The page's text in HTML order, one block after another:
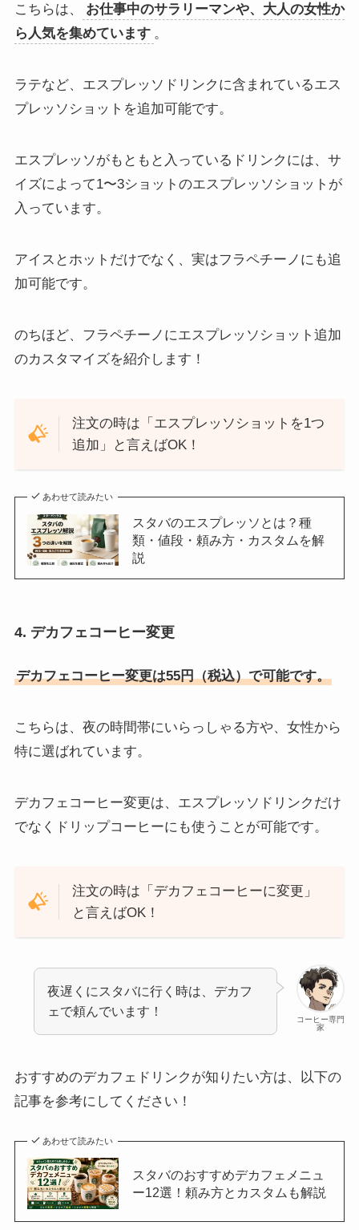
こちらは、
お仕事中のサラリーマンや、大人の女性か
ら人気を集めています 。
ラテなど、エスプレッソドリンクに含まれているエス
プレッソショットを追加可能です。
エスプレッソがもともと入っているドリンクには、サ
イズによって1〜3ショットのエスプレッソショットが
入っています。
アイスとホットだけでなく、実はフラペチーノにも追
加可能です。
のちほど、フラペチーノにエスプレッソショット追加
のカスタマイズを紹介します！
注文の時は「エスプレッソショットを1つ
追加」と言えばOK！
あわせて読みたい
スタバのエスプレッソとは？種
類・値段・頼み方・カスタムを解
説
4. デカフェコーヒー変更
デカフェコーヒー変更は55円（税込）で可能です。
こちらは、夜の時間帯にいらっしゃる方や、女性から
特に選ばれています。
デカフェコーヒー変更は、エスプレッソドリンクだけ
でなくドリップコーヒーにも使うことが可能です。
注文の時は「デカフェコーヒーに変更」
と言えばOK！
コーヒー専門
家
夜遅くにスタバに行く時は、デカフ
ェで頼んでいます！
おすすめのデカフェドリンクが知りたい方は、以下の
記事を参考にしてください！
あわせて読みたい
スタバのおすすめデカフェメニュ
ー12選！頼み方とカスタムも解説